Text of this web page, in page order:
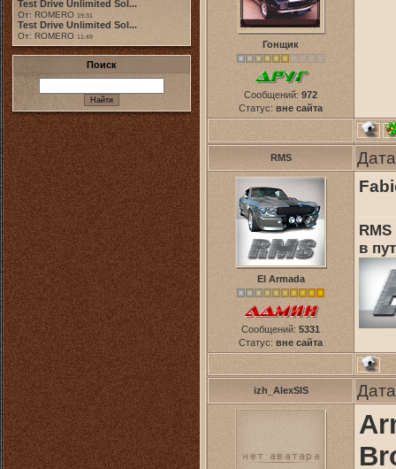
Test Drive Unlimited Sol...
От: ROMERO 19:31
Test Drive Unlimited Sol...
От: ROMERO 11:49
Поиск
Гонщик
Сообщений: 972
Статус: вне сайта
RMS
El Armada
Сообщений: 5331
Статус: вне сайта
в
izh_AlexSIS